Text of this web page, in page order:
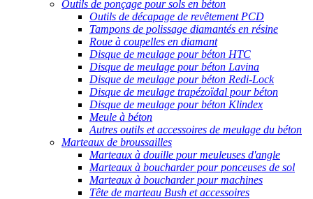
Outils de ponçage pour sols en béton
Outils de décapage de revêtement PCD
Tampons de polissage diamantés en résine
Roue à coupelles en diamant
Disque de meulage pour béton HTC
Disque de meulage pour béton Lavina
Disque de meulage pour béton Redi-Lock
Disque de meulage trapézoïdal pour béton
Disque de meulage pour béton Klindex
Meule à béton
Autres outils et accessoires de meulage du béton
Marteaux de broussailles
Marteaux à douille pour meuleuses d'angle
Marteaux à boucharder pour ponceuses de sol
Marteaux à boucharder pour machines
Tête de marteau Bush et accessoires